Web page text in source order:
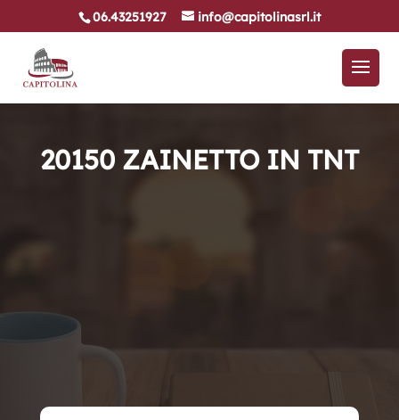
06.43251927 info@capitolinasrl.it
20150 ZAINETTO IN TNT